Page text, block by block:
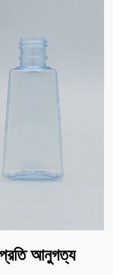
প্রতি আনুগত্য